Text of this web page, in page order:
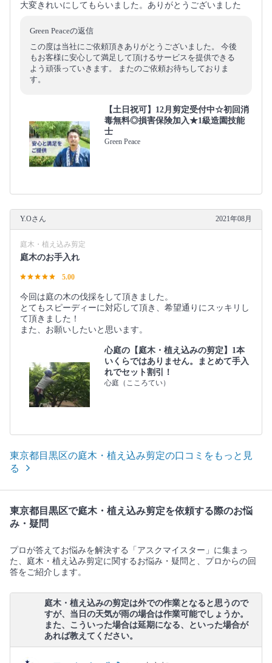
大変きれいにしてもらいました。ありがとうございました
Green Peaceの返信
この度は当社にご依頼頂きありがとうございました。 今後
もお客様に安心して満足して頂けるサービスを提供できる
よう頑張っていきます。 またのご依頼お待ちしておりま
す。
【土日祝可】12月剪定受付中☆初回消
毒無料◎損害保険加入★1級造園技能
士
Green Peace
Y.Oさん 2021年08月
庭木・植え込み剪定
庭木のお手入れ
5.00
今回は庭の木の伐採をして頂きました。
とてもスピーディーに対応して頂き、希望通りにスッキリし
て頂きました！
また、お願いしたいと思います。
心庭の【庭木・植え込みの剪定】1本
いくらではありません。まとめて手入
れでセット割引！
心庭（こころてい）
東京都目黒区の庭木・植え込み剪定の口コミをもっと見
る
東京都目黒区で庭木・植え込み剪定を依頼する際のお悩
み・疑問
プロが答えてお悩みを解決する「アスクマイスター」に集まっ
た、庭木・植え込み剪定に関するお悩み・疑問と、プロからの回
答をご紹介します。
庭木・植え込みの剪定は外での作業となると思うので
すが、当日の天気が雨の場合は作業可能でしょうか。
また、こういった場合は延期になる、といった場合が
あれば教えてください。